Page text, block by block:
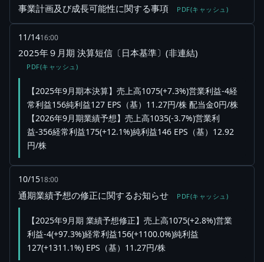
事業計画及び成長可能性に関する事項 PDF(キャッシュ)
11/1416:00
2025年９月期 決算短信〔日本基準〕(非連結)
PDF(キャッシュ)
【2025年9月期本決算】売上高1075(+7.3%)営業利益-4経
常利益156純利益127 EPS（基）11.27円/株 配当金0円/株
【2026年9月期業績予想】売上高1035(-3.7%)営業利
益-356経常利益175(+12.1%)純利益146 EPS（基）12.92
円/株
10/1518:00
通期業績予想の修正に関するお知らせ PDF(キャッシュ)
【2025年9月期 業績予想修正】売上高1075(+2.8%)営業
利益-4(+97.3%)経常利益156(+1100.0%)純利益
127(+1311.1%) EPS（基）11.27円/株